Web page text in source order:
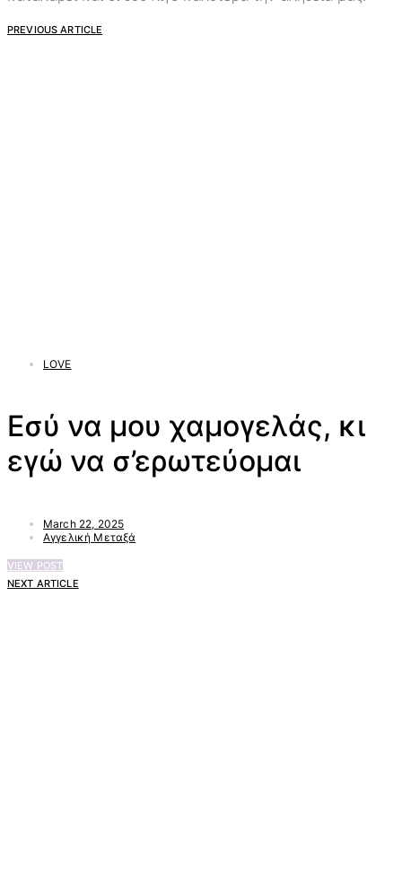
PREVIOUS ARTICLE
LOVE
Εσύ να μου χαμογελάς, κι
εγώ να σ’ερωτεύομαι
March 22, 2025
Αγγελική Μεταξά
VIEW POST
NEXT ARTICLE